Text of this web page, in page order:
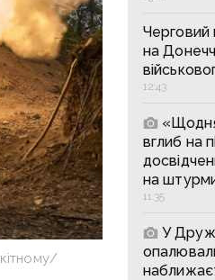
Черговий
на
12:43
вглиб на
на
11:35
У